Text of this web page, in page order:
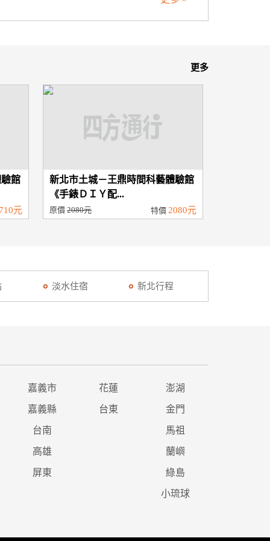
更多
館
元
新北市土城－王鼎時間科藝體驗館
《手錶ＤＩＹ配...
原價2080元 特價 2080元
淡水住宿 新北行程
嘉義市 花蓮 澎湖
嘉義縣 台東 金門
台南 馬祖
高雄 蘭嶼
屏東 綠島
小琉球